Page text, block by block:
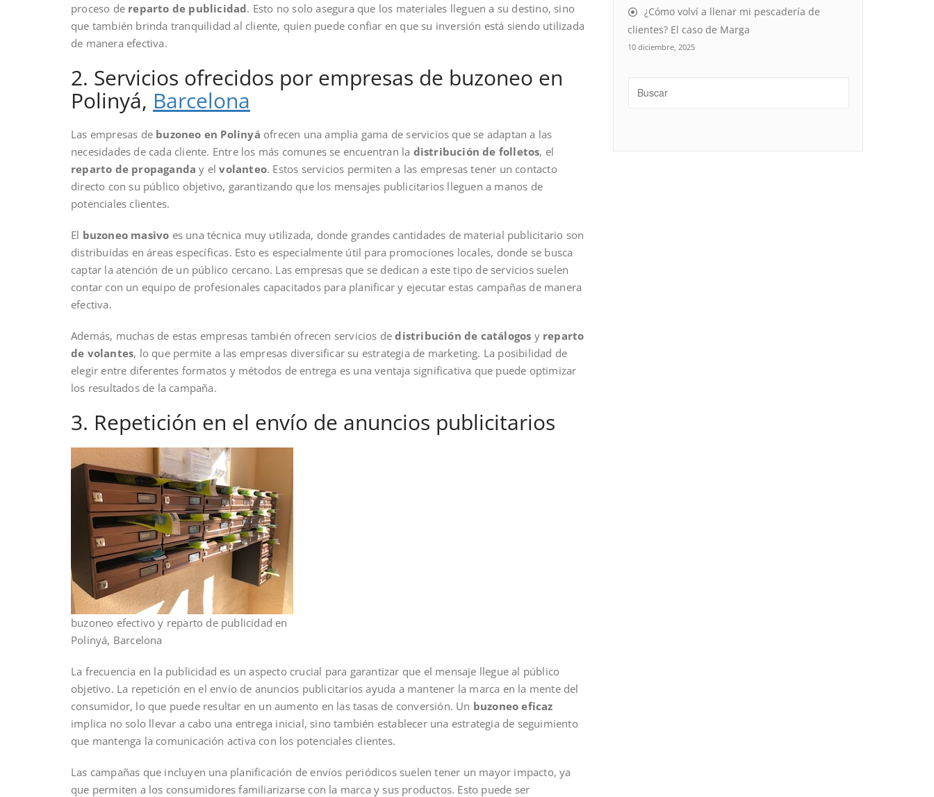
proceso de reparto de publicidad. Esto no solo asegura que los materiales lleguen a su destino, sino
que también brinda tranquilidad al cliente, quien puede confiar en que su inversión está siendo utilizada
de manera efectiva.
2. Servicios ofrecidos por empresas de buzoneo en
Polinyá, Barcelona
Las empresas de buzoneo en Polinyá ofrecen una amplia gama de servicios que se adaptan a las
necesidades de cada cliente. Entre los más comunes se encuentran la distribución de folletos, el
reparto de propaganda y elvolanteo. Estos servicios permiten a las empresas tener un contacto
directo con su público objetivo, garantizando que los mensajes publicitarios lleguen a manos de
potenciales clientes.
El buzoneo masivo es una técnica muy utilizada, donde grandes cantidades de material publicitario son
distribuidas en áreas específicas. Esto es especialmente útil para promociones locales, donde se busca
captar la atención de un público cercano. Las empresas que se dedican a este tipo de servicios suelen
contar con un equipo de profesionales capacitados para planificar y ejecutar estas campañas de manera
efectiva.
Además, muchas de estas empresas también ofrecen servicios dedistribución de catálogos y reparto
de volantes, lo que permite a las empresas diversificar su estrategia de marketing. La posibilidad de
elegir entre diferentes formatos y métodos de entrega es una ventaja significativa que puede optimizar
los resultados de la campaña.
3. Repetición en el envío de anuncios publicitarios
buzoneo efectivo y reparto de publicidad en
Polinyá, Barcelona
La frecuencia en la publicidad es un aspecto crucial para garantizar que el mensaje llegue al público
objetivo. La repetición en el envío de anuncios publicitarios ayuda a mantener la marca en la mente del
consumidor, lo que puede resultar en un aumento en las tasas de conversión. Un buzoneo eficaz
implica no solo llevar a cabo una entrega inicial, sino también establecer una estrategia de seguimiento
que mantenga la comunicación activa con los potenciales clientes.
Las campañas que incluyen una planificación de envíos periódicos suelen tener un mayor impacto, ya
que permiten a los consumidores familiarizarse con la marca y sus productos. Esto puede ser
¿Cómo volví a llenar mi pescadería de
clientes? El caso de Marga
10 diciembre, 2025